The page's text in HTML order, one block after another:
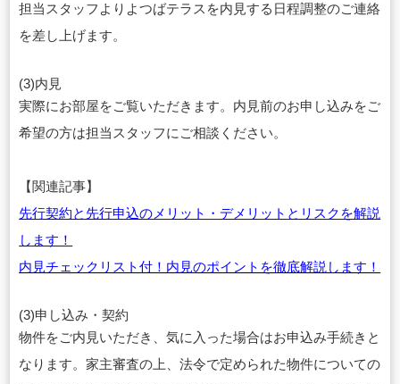
担当スタッフよりよつばテラスを内見する日程調整のご連絡
を差し上げます。
(3)内見
実際にお部屋をご覧いただきます。内見前のお申し込みをご
希望の方は担当スタッフにご相談ください。
【関連記事】
先行契約と先行申込のメリット・デメリットとリスクを解説
します！
内見チェックリスト付！内見のポイントを徹底解説します！
(3)申し込み・契約
物件をご内見いただき、気に入った場合はお申込み手続きと
なります。家主審査の上、法令で定められた物件についての